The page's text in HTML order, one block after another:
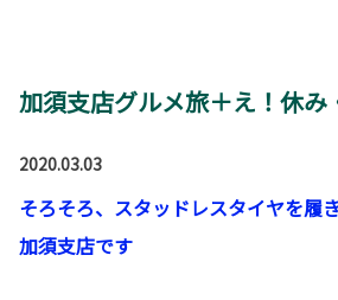
加須支店グルメ旅＋え！休み
2020.03.03
そろそろ、スタッドレスタイヤを履
加須支店です